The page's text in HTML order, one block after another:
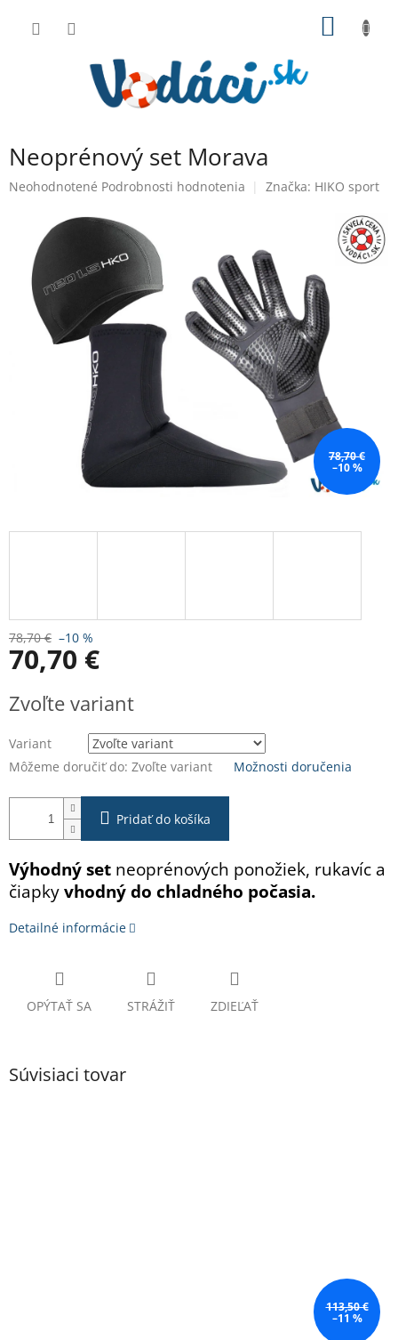
Neoprénový set Morava
Priemerné
produktu
hviezdičiek.
Neohodnotené Podrobnosti hodnotenia Značka: HIKO sport
78,70 €
–10 %
78,70 € –10 %
70,70 €
cena:
Zvoľte variant
Variant
Môžeme doručiť do: Zvoľte variant Možnosti doručenia
Pridať do košíka
Výhodný set neoprénových ponožiek, rukavíc a
čiapky vhodný do chladného počasia.
Detailné informácie
OPÝTAŤ SA STRÁŽIŤ ZDIEĽAŤ
Súvisiaci tovar
113,50 €
–11 %